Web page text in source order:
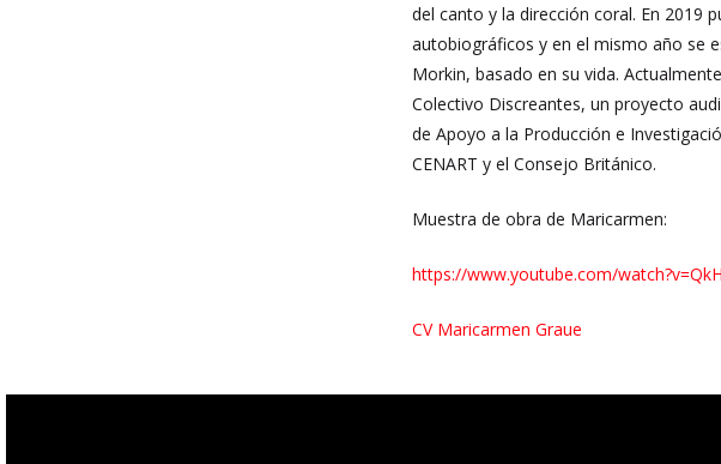
del canto y la dirección coral. En 2019
autobiográficos y en el mismo año se
Morkin, basado en su vida.
Colectivo Discreantes, un proyecto
de Apoyo a la Producción e
CENART y el Consejo Británico.
Muestra de obra de Maricarmen:
https://www.youtube.com/
CV Maricarmen Graue